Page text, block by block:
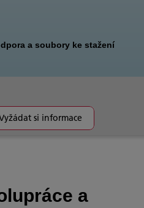
a soubory ke stažení
si informace
a